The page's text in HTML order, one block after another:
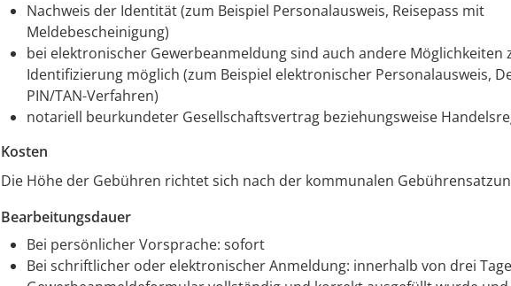
Nachweis der Identität (zum Beispiel Personalausweis, Reisepass mit
Meldebescheinigung)
bei elektronischer Gewerbeanmeldung sind auch andere Möglichkeiten
Identifizierung möglich (zum Beispiel elektronischer Personalausweis,
PIN/TAN-Verfahren)
notariell beurkundeter Gesellschaftsvertrag beziehungsweise
Kosten
Die Höhe der Gebühren richtet sich nach der kommunalen
Bearbeitungsdauer
Bei persönlicher Vorsprache: sofort
Bei schriftlicher oder elektronischer Anmeldung: innerhalb von drei